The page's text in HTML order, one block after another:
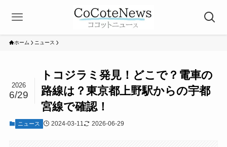
ホーム ニュース
トコジラミ発見！どこで？電車の
路線は？東京都上野駅からの宇都
宮線で確認！
2026
6/29
ニュース 2024-03-11 2026-06-29